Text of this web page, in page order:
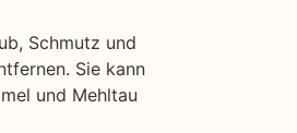
Schmutz und
Sie kann
und Mehltau